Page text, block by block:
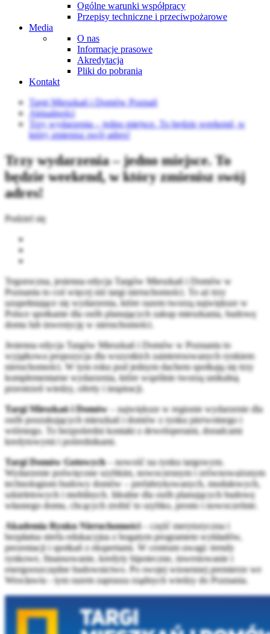
Ogólne warunki współpracy
Przepisy techniczne i przeciwpożarowe
Media
O nas
Informacje prasowe
Akredytacja
Pliki do pobrania
Kontakt
Targi Mieszkań i Domów Poznań
Aktualności
Trzy wydarzenia – jedno miejsce. To będzie weekend, w
który zmienisz swój adres!
Trzy wydarzenia – jedno miejsce. To
będzie weekend, w który zmienisz swój
adres!
Podziel się
Tegoroczna, jesienna edycja Targów Mieszkań i Domów w
Poznaniu to coś więcej niż targi nieruchomości. To aż trzy
uzupełniające się wydarzenia, które razem tworzą największe w
Polsce spotkanie dla osób planujących zakup mieszkania, budowę
domu lub inwestycję w nieruchomości.
Jesienna edycja Targów Mieszkań i Domów w Poznaniu to
wyjątkowa propozycja dla wszystkich zainteresowanych rynkiem
nieruchomości. W tym roku pod jednym dachem spotkają się trzy
komplementarne wydarzenia, które wspólnie tworzą unikalną
przestrzeń wiedzy, oferty i inspiracji.
Targi Mieszkań i Domów– największe w regionie wydarzenie dla
osób poszukujących mieszkań i domów z rynku pierwotnego i
wtórnego. To bezpośredni kontakt z deweloperami, doradcami
kredytowymi i pośrednikami.
Targi Domów Gotowych– nowość na rynku targowym.
Wydarzenie poświęcone szybkim, nowoczesnym i zrównoważonym
technologiom budowy domów – prefabrykowanych, modułowych,
szkieletowych i mobilnych. Idealne dla osób planujących budowę
własnego domu, chcących zrobić to szybko, prosto i nowocześnie.
Akademia Rynku Nieruchomości– część merytoryczna i
bezpłatna strefa edukacyjna z bogatym programem wykładów,
prezentacji i spotkań z ekspertami. W centrum uwagi: trendy
rynkowe, finansowanie, kredyty hipoteczne, inwestowanie i
energooszczędne budownictwo. Po swojej wiosennej premierze we
Wrocławiu - tym razem zaprasza rządnych wiedzy do Poznania.